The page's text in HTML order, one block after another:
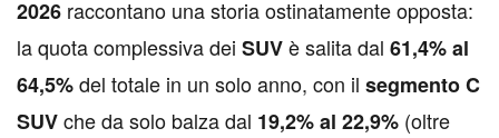
2026 raccontano una storia ostinatamente opposta:
la quota complessiva dei SUVè salita dal 61,4% al
64,5%del totale in un solo anno, con il segmento C
SUVche da solo balza dal 19,2% al 22,9% (oltre